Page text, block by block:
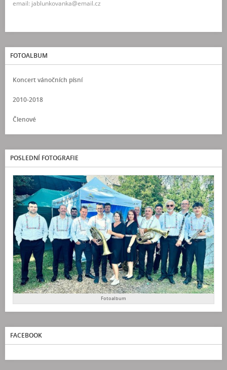
email: jablunkovanka@email.cz
FOTOALBUM
Koncert vánočních písní
2010-2018
Členové
POSLEDNÍ FOTOGRAFIE
Fotoalbum
FACEBOOK